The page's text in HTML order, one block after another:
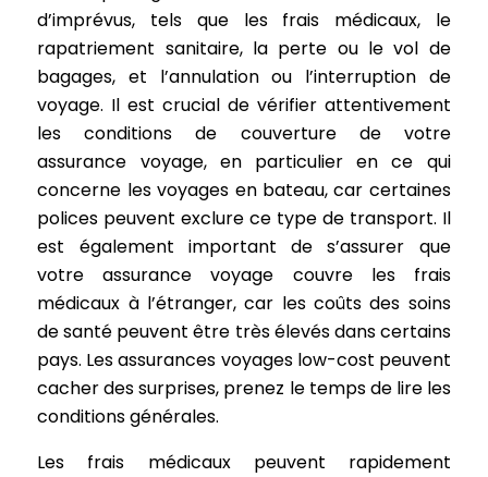
d’imprévus, tels que les frais médicaux, le
rapatriement sanitaire, la perte ou le vol de
bagages, et l’annulation ou l’interruption de
voyage. Il est crucial de vérifier attentivement
les conditions de couverture de votre
assurance voyage, en particulier en ce qui
concerne les voyages en bateau, car certaines
polices peuvent exclure ce type de transport. Il
est également important de s’assurer que
votre assurance voyage couvre les frais
médicaux à l’étranger, car les coûts des soins
de santé peuvent être très élevés dans certains
pays. Les assurances voyages low-cost peuvent
cacher des surprises, prenez le temps de lire les
conditions générales.
Les frais médicaux peuvent rapidement